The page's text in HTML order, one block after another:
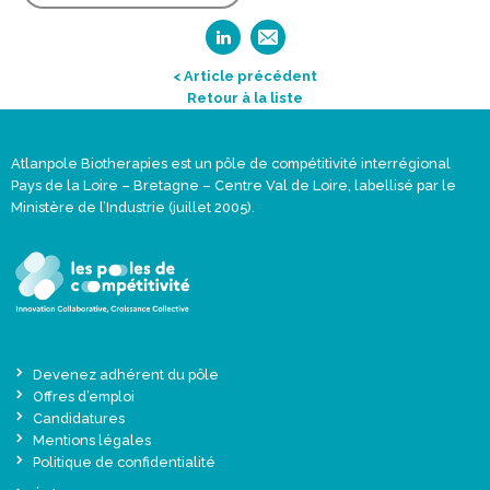
< Article précédent
Retour à la liste
Atlanpole Biotherapies est un pôle de compétitivité interrégional
Pays de la Loire – Bretagne – Centre Val de Loire, labellisé par le
Ministère de l’Industrie (juillet 2005).
Devenez adhérent du pôle
Offres d’emploi
Candidatures
Mentions légales
Politique de confidentialité